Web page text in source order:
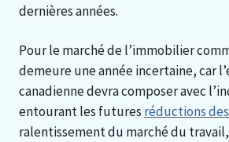
dernières années.
Pour le marché de l’immobilier
demeure une année incertaine, car
canadienne devra composer avec
entourant les futures réductions
ralentissement du marché du